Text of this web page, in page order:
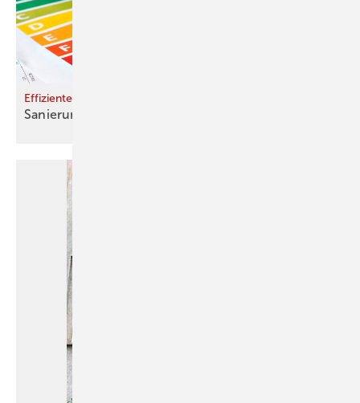
Effiziente Beratungsdienste
Sanierungsfahrpläne in